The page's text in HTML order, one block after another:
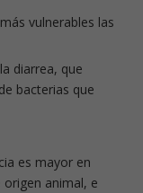
vulnerables las
diarrea, que
bacterias que
es mayor en
animal, e
nutrición